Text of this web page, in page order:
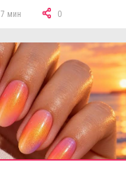
7 мин 0